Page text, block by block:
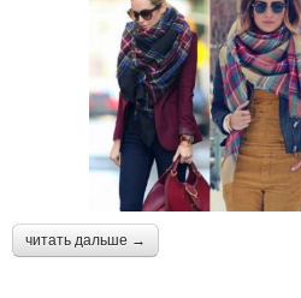
читать дальше →